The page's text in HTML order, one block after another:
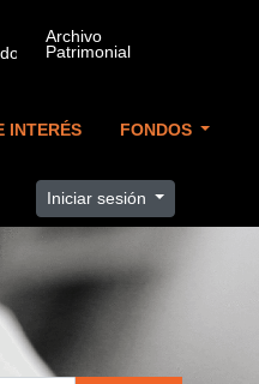
INTERÉS FONDOS
Iniciar sesión